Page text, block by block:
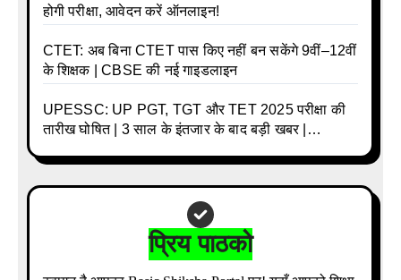
होगी परीक्षा, आवेदन करें ऑनलाइन!
CTET: अब बिना CTET पास किए नहीं बन सकेंगे 9वीं–12वीं
के शिक्षक | CBSE की नई गाइडलाइन
UPESSC: UP PGT, TGT और TET 2025 परीक्षा की
तारीख घोषित | 3 साल के इंतजार के बाद बड़ी खबर |
प्रिय पाठको